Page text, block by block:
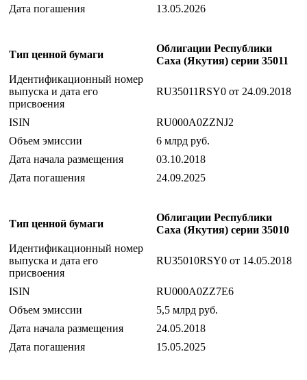
Дата погашения
13.05.2026
Тип ценной бумаги
Облигации Республики
Саха (Якутия) серии 35011
Идентификационный номер
выпуска и дата его
присвоения
RU35011RSY0 от 24.09.2018
ISIN
RU000A0ZZNJ2
Объем эмиссии
6 млрд руб.
Дата начала размещения
03.10.2018
Дата погашения
24.09.2025
Тип ценной бумаги
Облигации Республики
Саха (Якутия) серии 35010
Идентификационный номер
выпуска и дата его
присвоения
RU35010RSY0 от 14.05.2018
ISIN
RU000A0ZZ7E6
Объем эмиссии
5,5 млрд руб.
Дата начала размещения
24.05.2018
Дата погашения
15.05.2025